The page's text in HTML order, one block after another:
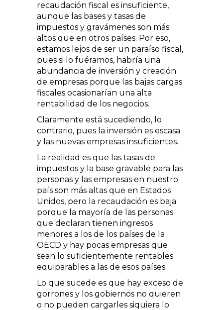
recaudación fiscal es insuficiente,
aunque las bases y tasas de
impuestos y gravámenes son más
altos que en otros países. Por eso,
estamos lejos de ser un paraíso fiscal,
pues si lo fuéramos, habría una
abundancia de inversión y creación
de empresas porque las bajas cargas
fiscales ocasionarían una alta
rentabilidad de los negocios.
Claramente está sucediendo, lo
contrario, pues la inversión es escasa
y las nuevas empresas insuficientes.
La realidad es que las tasas de
impuestos y la base gravable para las
personas y las empresas en nuestro
país son más altas que en Estados
Unidos, pero la recaudación es baja
porque la mayoría de las personas
que declaran tienen ingresos
menores a los de los países de la
OECD y hay pocas empresas que
sean lo suficientemente rentables
equiparables a las de esos países.
Lo que sucede es que hay exceso de
gorrones y los gobiernos no quieren
o no pueden cargarles siquiera lo